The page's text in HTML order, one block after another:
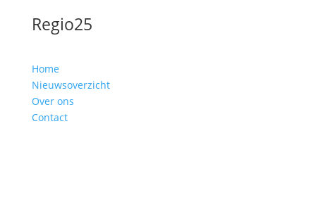
Regio25
Home
Nieuwsoverzicht
Over ons
Contact